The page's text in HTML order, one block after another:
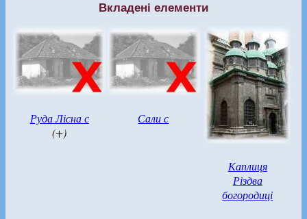
Вкладені елементи
Руда Лісна с
(+)
Сали с
Каплиця
Різдва
богородиці